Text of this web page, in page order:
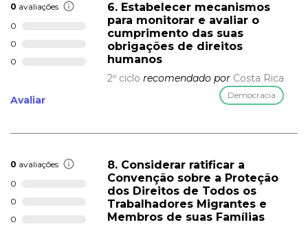
0 avaliações
0
0
0
Avaliar
6. Estabelecer mecanismos
para monitorar e avaliar o
cumprimento das suas
obrigações de direitos
humanos
2º ciclo recomendado por Costa Rica
Democracia
0 avaliações
0
0
0
8. Considerar ratificar a
Convenção sobre a Proteção
dos Direitos de Todos os
Trabalhadores Migrantes e
Membros de suas Famílias